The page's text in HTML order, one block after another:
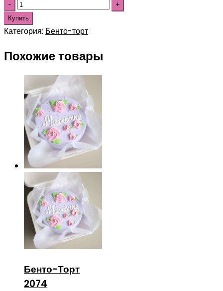
Купить
Категория: Бенто-торт
Похожие товары
Бенто-Торт
2074